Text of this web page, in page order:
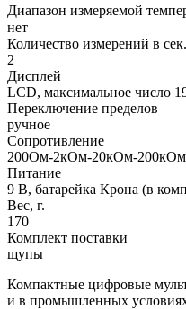
Диапазон измеряемой
нет
Количество измерений в сек.
2
Дисплей
LCD, максимальное число
Переключение пределов
ручное
Сопротивление
200Ом-2кОм-20кОм-
Питание
9 В, батарейка Крона (в
Вес, г.
170
Комплект поставки
щупы
Компактные цифровые
и в промышленных